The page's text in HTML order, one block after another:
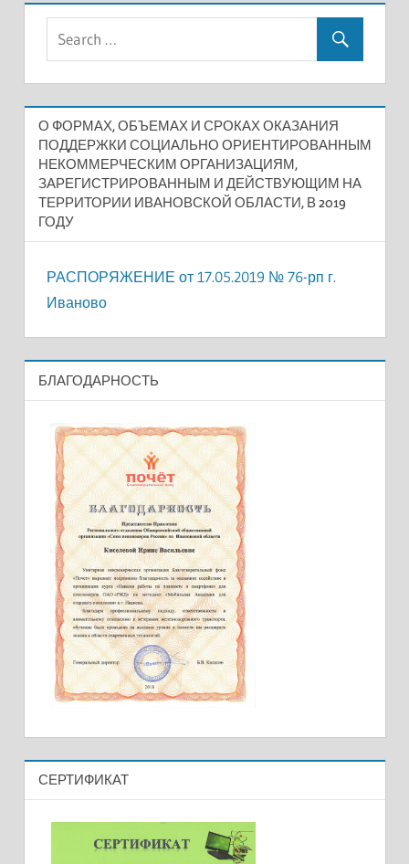
О ФОРМАХ, ОБЪЕМАХ И СРОКАХ ОКАЗАНИЯ
ПОДДЕРЖКИ СОЦИАЛЬНО ОРИЕНТИРОВАННЫМ
НЕКОММЕРЧЕСКИМ ОРГАНИЗАЦИЯМ,
ЗАРЕГИСТРИРОВАННЫМ И ДЕЙСТВУЮЩИМ НА
ТЕРРИТОРИИ ИВАНОВСКОЙ ОБЛАСТИ, В 2019
ГОДУ
РАСПОРЯЖЕНИЕ от 17.05.2019 № 76-рп г.
Иваново
БЛАГОДАРНОСТЬ
СЕРТИФИКАТ